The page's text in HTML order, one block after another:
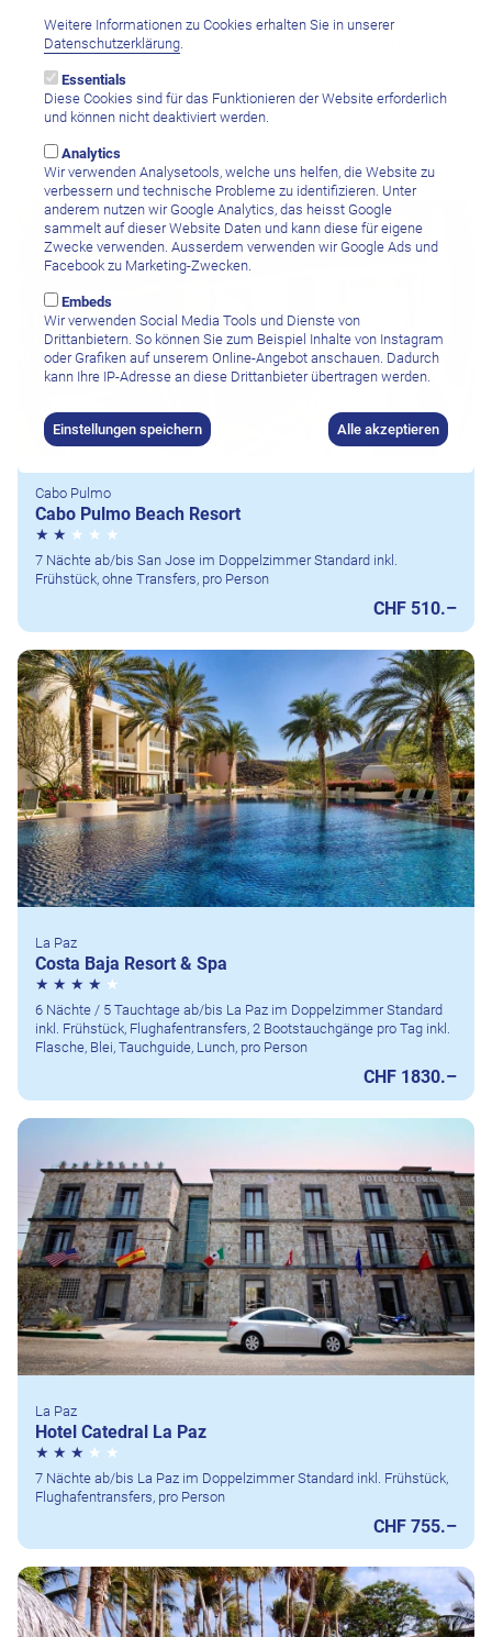
Tauchpaket 5 Tage - 10 Bootstauchgänge inkl. Flasche und Blei
Hotels
Cabo Pulmo
Cabo Pulmo Beach Resort
7 Nächte ab/bis San Jose im Doppelzimmer Standard inkl.
Frühstück, ohne Transfers, pro Person
CHF 510.–
La Paz
Costa Baja Resort & Spa
6 Nächte / 5 Tauchtage ab/bis La Paz im Doppelzimmer Standard
inkl. Frühstück, Flughafentransfers, 2 Bootstauchgänge pro Tag inkl.
Flasche, Blei, Tauchguide, Lunch, pro Person
CHF 1830.–
La Paz
Hotel Catedral La Paz
7 Nächte ab/bis La Paz im Doppelzimmer Standard inkl. Frühstück,
Flughafentransfers, pro Person
CHF 755.–
Weitere Informationen zu Cookies erhalten Sie in unserer
Datenschutzerklärung
Essentials
Diese Cookies sind für das Funktionieren der Website erforderlich
und können nicht deaktiviert werden.
Analytics
Wir verwenden Analysetools, welche uns helfen, die Website zu
verbessern und technische Probleme zu identifizieren. Unter
anderem nutzen wir Google Analytics, das heisst Google
sammelt auf dieser Website Daten und kann diese für eigene
Zwecke verwenden. Ausserdem verwenden wir Google Ads und
Facebook zu Marketing-Zwecken.
Embeds
Wir verwenden Social Media Tools und Dienste von
Drittanbietern. So können Sie zum Beispiel Inhalte von Instagram
oder Grafiken auf unserem Online-Angebot anschauen. Dadurch
kann Ihre IP-Adresse an diese Drittanbieter übertragen werden.
Einstellungen speichern Alle akzeptieren